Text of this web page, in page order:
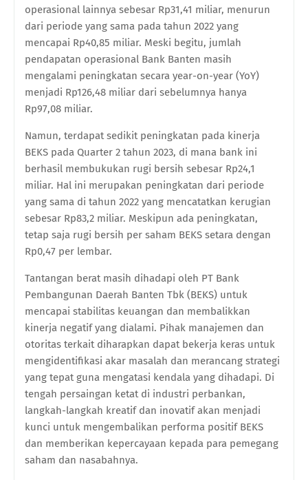
operasional lainnya sebesar Rp31,41 miliar, menurun
dari periode yang sama pada tahun 2022 yang
mencapai Rp40,85 miliar. Meski begitu, jumlah
pendapatan operasional Bank Banten masih
mengalami peningkatan secara year-on-year (YoY)
menjadi Rp126,48 miliar dari sebelumnya hanya
Rp97,08 miliar.
Namun, terdapat sedikit peningkatan pada kinerja
BEKS pada Quarter 2 tahun 2023, di mana bank ini
berhasil membukukan rugi bersih sebesar Rp24,1
miliar. Hal ini merupakan peningkatan dari periode
yang sama di tahun 2022 yang mencatatkan kerugian
sebesar Rp83,2 miliar. Meskipun ada peningkatan,
tetap saja rugi bersih per saham BEKS setara dengan
Rp0,47 per lembar.
Tantangan berat masih dihadapi oleh PT Bank
Pembangunan Daerah Banten Tbk (BEKS) untuk
mencapai stabilitas keuangan dan membalikkan
kinerja negatif yang dialami. Pihak manajemen dan
otoritas terkait diharapkan dapat bekerja keras untuk
mengidentifikasi akar masalah dan merancang strategi
yang tepat guna mengatasi kendala yang dihadapi. Di
tengah persaingan ketat di industri perbankan,
langkah-langkah kreatif dan inovatif akan menjadi
kunci untuk mengembalikan performa positif BEKS
dan memberikan kepercayaan kepada para pemegang
saham dan nasabahnya.